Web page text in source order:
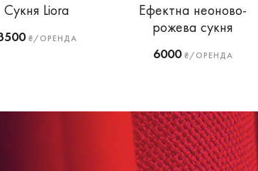
Сукня Liora
₴/ОРЕНДА
Ефектна неоново-
рожева сукня
6000₴/ОРЕНДА